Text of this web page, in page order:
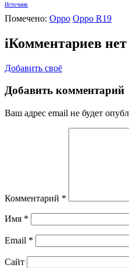
Источник
Помечено: Oppo Oppo R19
iКомментариев нет
Добавить своё
Добавить комментарий
Ваш адрес email не будет
Комментарий *
Имя *
Email *
Сайт